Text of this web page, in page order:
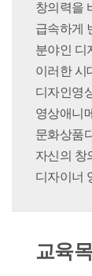
창의력을
급속하게
분야인 디
이러한 시
디자인영
영상애니
문화상품
자신의 창
디자이너
교육